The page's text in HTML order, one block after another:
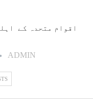
اقوام متحدہ کے
ADMIN